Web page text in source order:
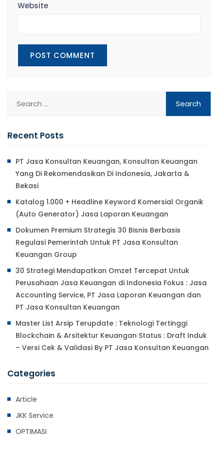
Website
Recent Posts
PT Jasa Konsultan Keuangan, Konsultan Keuangan
Yang Di Rekomendasikan Di Indonesia, Jakarta &
Bekasi
Katalog 1.000 + Headline Keyword Komersial Organik
(Auto Generator) Jasa Laporan Keuangan
Dokumen Premium Strategis 30 Bisnis Berbasis
Regulasi Pemerintah Untuk PT Jasa Konsultan
Keuangan Group
30 Strategi Mendapatkan Omzet Tercepat Untuk
Perusahaan Jasa Keuangan di Indonesia Fokus : Jasa
Accounting Service, PT Jasa Laporan Keuangan dan
PT Jasa Konsultan Keuangan
Master List Arsip Terupdate : Teknologi Tertinggi
Blockchain & Arsitektur Keuangan Status : Draft Induk
– Versi Cek & Validasi By PT Jasa Konsultan Keuangan
Categories
Article
JKK Service
OPTIMASI